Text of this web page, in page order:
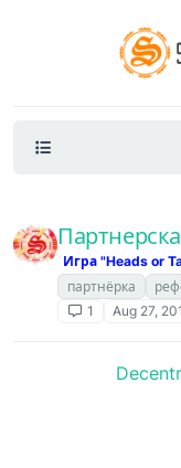
Игра "Heads or
партнёрка
1
Aug 27,